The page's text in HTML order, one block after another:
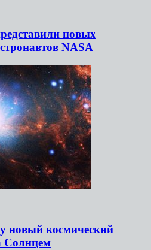
новых
NASA
новый космический
Солнцем